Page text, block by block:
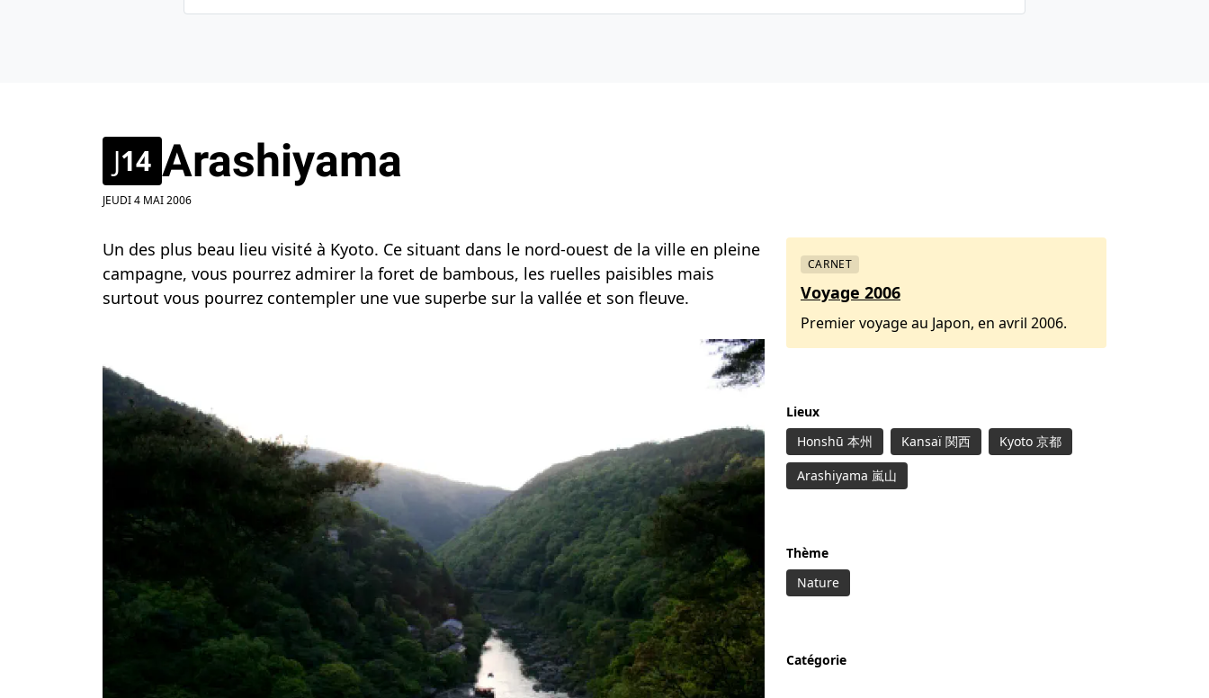
J14 Arashiyama
JEUDI 4 MAI 2006
Un des plus beau lieu visité à Kyoto. Ce situant dans le nord-ouest de la ville en pleine
campagne, vous pourrez admirer la foret de bambous, les ruelles paisibles mais
surtout vous pourrez contempler une vue superbe sur la vallée et son fleuve.
CARNET
Voyage 2006
Premier voyage au Japon, en avril 2006.
Lieux
Honshū 本州
Kansaï 関西
Kyoto 京都
Arashiyama 嵐山
Thème
Nature
Catégorie